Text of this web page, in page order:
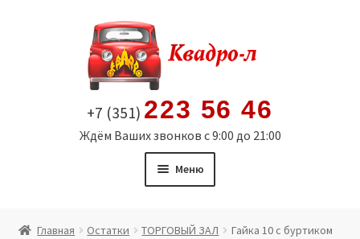
содержимому
+7 (351) 223 56 46
Ждём Ваших звонков с 9:00 до 21:00
Меню
Главная Остатки ТОРГОВЫЙ ЗАЛ
Гайка 10 с буртиком